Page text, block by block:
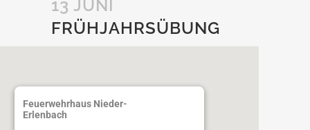
13 JUNI
FRÜHJAHRSÜBUNG
Feuerwehrhaus Nieder-
Erlenbach